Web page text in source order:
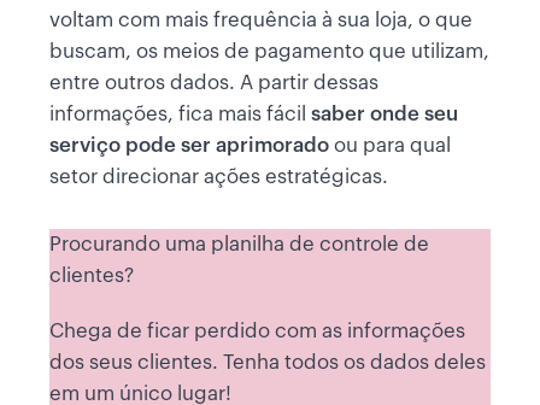
voltam com mais frequência à sua loja, o que
buscam, os meios de pagamento que utilizam,
entre outros dados. A partir dessas
informações, fica mais fácil saber onde seu
serviço pode ser aprimorado ou para qual
setor direcionar ações estratégicas.
Procurando uma planilha de controle de
clientes?
Chega de ficar perdido com as informações
dos seus clientes. Tenha todos os dados deles
em um único lugar!